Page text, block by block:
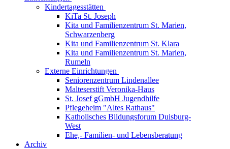
Kindertagesstätten
KiTa St. Joseph
Kita und Familienzentrum St. Marien,
Schwarzenberg
Kita und Familienzentrum St. Klara
Kita und Familienzentrum St. Marien,
Rumeln
Externe Einrichtungen
Seniorenzentrum Lindenallee
Malteserstift Veronika-Haus
St. Josef gGmbH Jugendhilfe
Pflegeheim "Altes Rathaus"
Katholisches Bildungsforum Duisburg-
West
Ehe,- Familien- und Lebensberatung
Archiv